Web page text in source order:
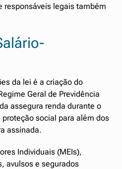
responsáveis legais também
da lei é a criação do
Geral de Previdência
assegura renda durante o
social para além dos
assinada.
Individuais (MEIs),
avulsos e segurados